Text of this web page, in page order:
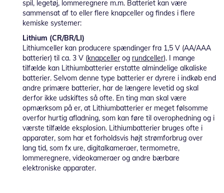
spil, legetøj, lommeregnere m.m. Batteriet kan være
sammensat af to eller flere knapceller og findes i flere
kemiske systemer:
Lithium (CR/BR/LI)
Lithiumceller kan producere spændinger fra 1,5 V (AA/AAA
batterier) til ca. 3 V (knapceller og rundceller). I mange
tilfælde kan Lithiumbatterier erstatte almindelige alkaliske
batterier. Selvom denne type batterier er dyrere i indkøb end
andre primære batterier, har de længere levetid og skal
derfor ikke udskiftes så ofte. En ting man skal være
opmærksom på er, at Lithiumbatterier er meget følsomme
overfor hurtig afladning, som kan føre til overophedning og i
værste tilfælde eksplosion. Lithiumbatterier bruges ofte i
apparater, som har et forholdsvis højt strømforbrug over
lang tid, som fx ure, digitalkameraer, termometre,
lommeregnere, videokameraer og andre bærbare
elektroniske apparater.